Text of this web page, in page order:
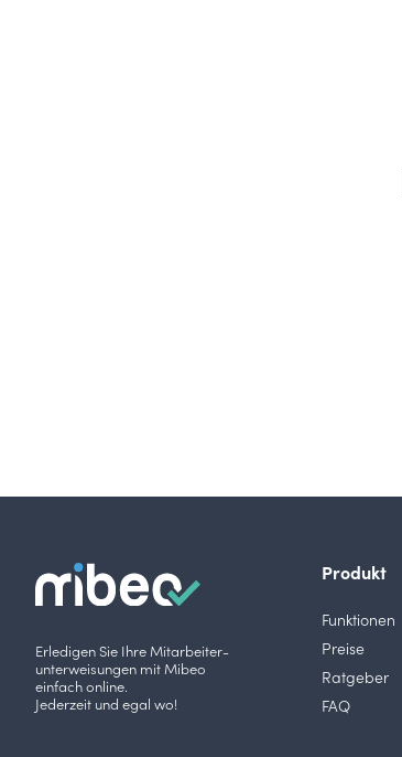
Erledigen Sie Ihre Mitarbeiter­­
unterweisungen mit Mibeo
einfach online.
Jederzeit und egal wo!
Produkt
Funktionen
Preise
Ratgeber
FAQ